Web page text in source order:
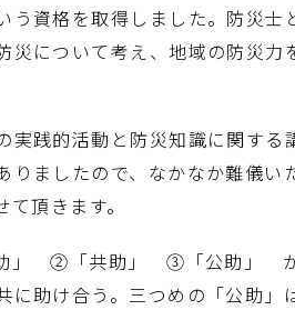
資格を取得しました。防災
災について考え、地域の防災
践的活動と防災知識に関する
りましたので、なかなか難儀
頂きます。
②「共助」 ③「公助」 が
助け合う。三つめの「公助